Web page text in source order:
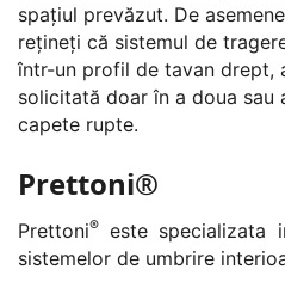
spațiul prevăzut. De
rețineți că sistemul de
într-un profil de tavan drept,
solicitată doar în a doua sau
capete rupte.
Prettoni®
Prettoni® este specializata
sistemelor de umbrire